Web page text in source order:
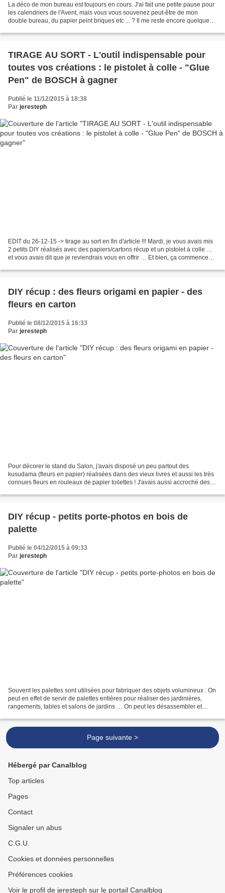
La déco de mon bureau est toujours en cours. J'ai fait une petite pause pour
les calendriers de l'Avent, mais vous vous souvenez peut-être de mon
double bureau, du papier peint briques etc ... ? Il me reste encore quelques
TIRAGE AU SORT - L'outil indispensable pour
toutes vos créations : le pistolet à colle - "Glue
Pen" de BOSCH à gagner
Publié le 11/12/2015 à 18:38
Par jeresteph
EDIT du 26-12-15 -> tirage au sort en fin d'article !!! Mardi, je vous avais mis
2 petits DIY réalisés avec des papiers/cartons récup et un pistolet à colle …
et vous avais dit que je reviendrais vous en offrir … Et bien, ça commence
DIY récup : des fleurs origami en papier - des
fleurs en carton
Publié le 08/12/2015 à 16:33
Par jeresteph
Pour décorer le stand du Salon, j'avais disposé un peu partout des
kusudama (fleurs en papier) réalisées dans des vieux livres et aussi les très
connues fleurs en rouleaux de papier toilettes ! J'avais aussi accroché des
DIY récup - petits porte-photos en bois de
palette
Publié le 04/12/2015 à 09:33
Par jeresteph
Souvent les palettes sont utilisées pour fabriquer des objets volumineux : On
peut en effet de servir de palettes entières pour réaliser des jardinières,
rangements, tables et salons de jardins … On peut les désassembler et
Page suivante >
Hébergé par Canalblog
Top articles
Pages
Contact
Signaler un abus
C.G.U.
Cookies et données personnelles
Préférences cookies
Voir le profil de jeresteph sur le portail Canalblog